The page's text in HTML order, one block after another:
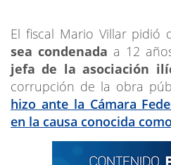
El fiscal Mario Villar pidió
sea condenada a 12
jefa de la asociación
corrupción de la obra
hizo ante la Cámara
en la causa conocida